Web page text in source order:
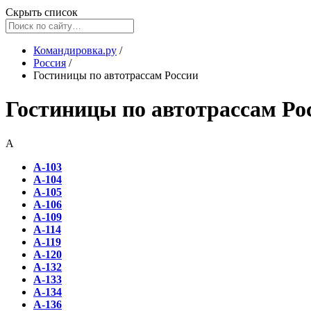
Скрыть список
Командировка.ру /
Россия /
Гостиницы по автотрассам России
Гостиницы по автотрассам
А
А-103
А-104
А-105
А-106
А-109
А-114
А-119
А-120
А-132
А-133
А-134
А-136